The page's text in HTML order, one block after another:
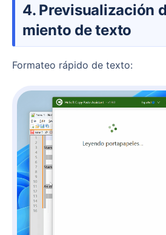
4. Previsualización del procesa
miento de texto
Formateo rápido de texto: